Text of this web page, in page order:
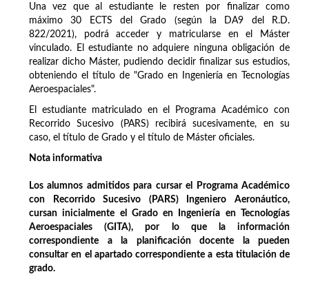
Una vez que al estudiante le resten por finalizar como
máximo 30 ECTS del Grado (según la DA9 del R.D.
822/2021), podrá acceder y matricularse en el Máster
vinculado. El estudiante no adquiere ninguna obligación de
realizar dicho Máster, pudiendo decidir finalizar sus estudios,
obteniendo el título de "Grado en Ingeniería en Tecnologías
Aeroespaciales".
El estudiante matriculado en el Programa Académico con
Recorrido Sucesivo (PARS) recibirá sucesivamente, en su
caso, el título de Grado y el título de Máster oficiales.
Nota informativa
Los alumnos admitidos para cursar el Programa Académico
con Recorrido Sucesivo (PARS) Ingeniero Aeronáutico,
cursan inicialmente el Grado en Ingeniería en Tecnologías
Aeroespaciales (GITA), por lo que la información
correspondiente a la planificación docente la pueden
consultar en el apartado correspondiente a esta titulación de
grado.